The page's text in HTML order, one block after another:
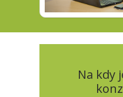
Na kdy